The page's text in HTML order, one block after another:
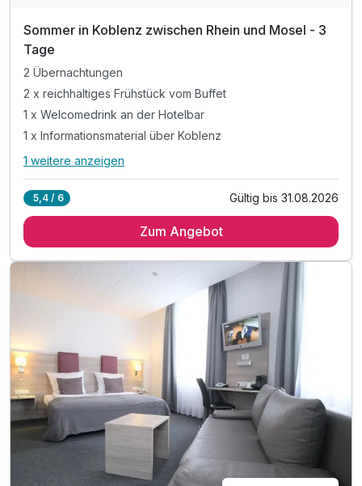
Sommer in Koblenz zwischen Rhein und Mosel - 3
Tage
2 Übernachtungen
2 x reichhaltiges Frühstück vom Buffet
1 x Welcomedrink an der Hotelbar
1 x Informationsmaterial über Koblenz
Alle Inklusivleistungen
2 x reichhaltiges Frühstück vom Buffet
1 x Informationsmaterial über Koblenz
1 weitere anzeigen
5,4 / 6 Gültig bis 31.08.2026
Zum Angebot